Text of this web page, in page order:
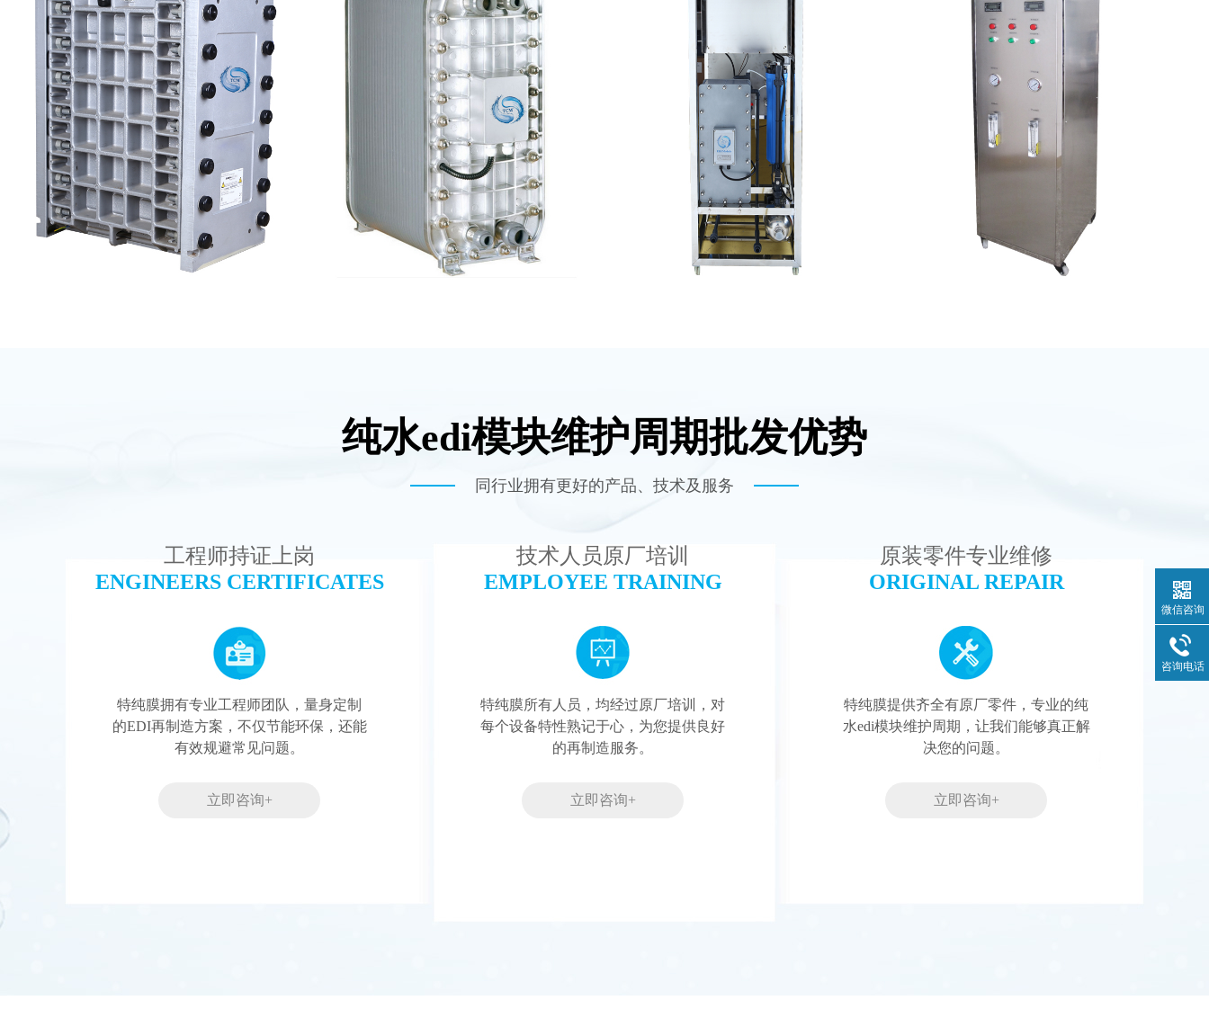
MK-TC100 EDI超纯水处理设备
查看详情
MK-TC300 EDI超纯水处理设备
查看详情
MK-TC200 EDI模块
查看详情
PureTec （浦睿）EDI模块维修
查看详情
麦克尼斯EDI模块维修
查看详情
MK-TC100 EDI设备
查看详情
纯水edi模块维护周期批发优势
同行业拥有更好的产品、技术及服务
工程师持证上岗
ENGINEERS CERTIFICATES
特纯膜拥有专业工程师团队，量身定制
的EDI再制造方案，不仅节能环保，还能
有效规避常见问题。
立即咨询+
技术人员原厂培训
EMPLOYEE TRAINING
特纯膜所有人员，均经过原厂培训，对
每个设备特性熟记于心，为您提供良好
的再制造服务。
立即咨询+
原装零件专业维修
ORIGINAL REPAIR
特纯膜提供齐全有原厂零件，专业的纯
水edi模块维护周期，让我们能够真正解
决您的问题。
立即咨询+
微信咨询
咨询电话